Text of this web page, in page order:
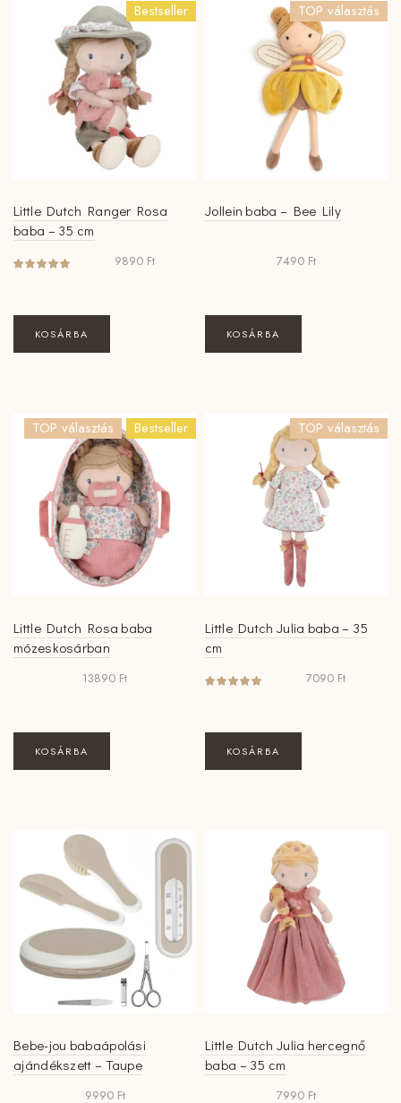
Bestseller
Little Dutch Ranger Rosa
baba – 35 cm
9890 Ft
KOSÁRBA
TOP választás
Jollein baba – Bee Lily
7490 Ft
KOSÁRBA
TOP választás Bestseller
Little Dutch Rosa baba
mózeskosárban
13890 Ft
KOSÁRBA
TOP választás
Little Dutch Julia baba – 35
cm
7090 Ft
KOSÁRBA
Bebe-jou babaápolási
ajándékszett – Taupe
9990 Ft
Little Dutch Julia hercegnő
baba – 35 cm
7990 Ft